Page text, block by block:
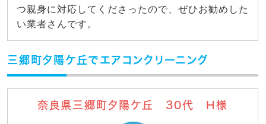
つ親身に対応してくださったので、ぜひお勧めした
い業者さんです。
三郷町夕陽ケ丘でエアコンクリーニング
奈良県三郷町夕陽ケ丘 30代 H様